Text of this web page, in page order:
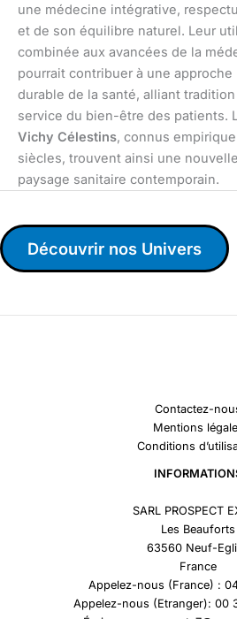
une médecine intégrative,
et de son équilibre naturel. Leur
combinée aux avancées de la
pourrait contribuer à une
durable de la santé, alliant
service du bien-être des patients.
Vichy Célestins, connus
siècles, trouvent ainsi une
paysage sanitaire contemporain.
Découvrir nos Univers
Contactez-
Mentions
Conditions
SARL PROSPECT
Les Beauforts
63560 Neuf-
France
Appelez-nous (France) :
Appelez-nous (Etranger): 00